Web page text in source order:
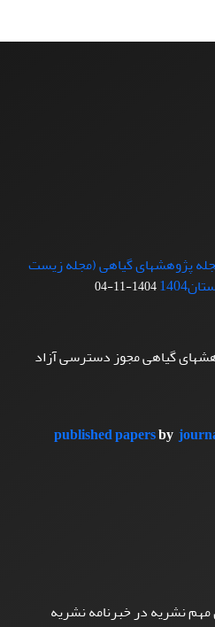
پژوهشهای گیاهی (مجله زیست
1404-11-04
گیاهی مجوز دسترسی آزاد
published papersby
مهم نشریه در خبرنامه نشریه